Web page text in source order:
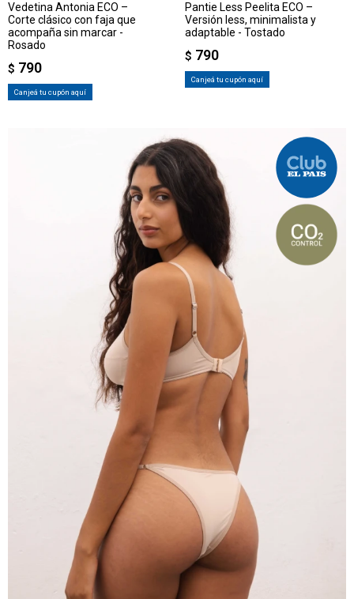
Vedetina Antonia ECO –
Corte clásico con faja que
acompaña sin marcar -
Rosado
$ 790
Canjeá tu cupón aquí
Pantie Less Peelita ECO –
Versión less, minimalista y
adaptable - Tostado
$ 790
Canjeá tu cupón aquí